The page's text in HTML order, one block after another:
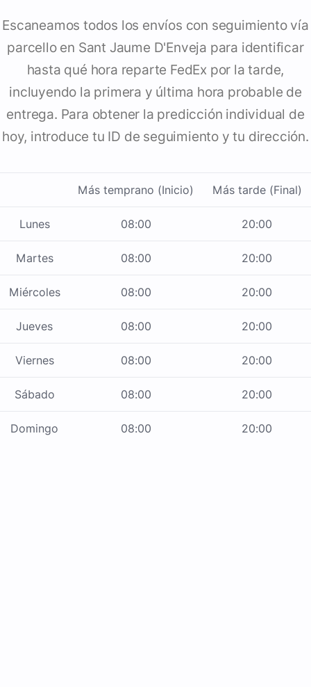
Escaneamos todos los envíos con seguimiento vía
parcello en Sant Jaume D'Enveja para identificar
hasta qué hora reparte FedEx por la tarde,
incluyendo la primera y última hora probable de
entrega. Para obtener la predicción individual de
hoy, introduce tu ID de seguimiento y tu dirección.
Más temprano (Inicio) Más tarde (Final)
Lunes 08:00 20:00
Martes 08:00 20:00
Miércoles 08:00 20:00
Jueves 08:00 20:00
Viernes 08:00 20:00
Sábado 08:00 20:00
Domingo 08:00 20:00